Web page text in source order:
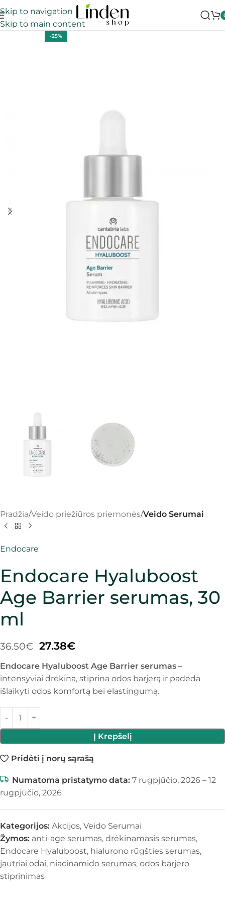
Skip to navigation
Skip to main content
-25%
Pradžia Veido priežiūros priemonės Veido Serumai
Endocare
Endocare Hyaluboost
Age Barrier serumas, 30
ml
36.50€ 27.38€
Endocare Hyaluboost Age Barrier serumas –
intensyviai drėkina, stiprina odos barjerą ir padeda
išlaikyti odos komfortą bei elastingumą.
Į Krepšelį
Pridėti į norų sąrašą
Numatoma pristatymo data: 7 rugpjūčio, 2026 – 12
rugpjūčio, 2026
Kategorijos: Akcijos, Veido Serumai
Žymos: anti-age serumas, drėkinamasis serumas,
Endocare Hyaluboost, hialurono rūgšties serumas,
jautriai odai, niacinamido serumas, odos barjero
stiprinimas